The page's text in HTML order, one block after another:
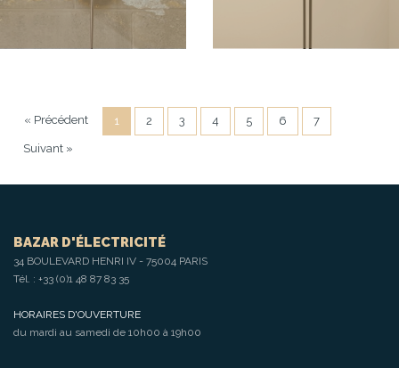
« Précédent 1 2 3 4 5 6 7
Suivant »
BAZAR D'ÉLECTRICITÉ
34 BOULEVARD HENRI IV - 75004 PARIS
Tél. : +33 (0)1 48 87 83 35
HORAIRES D'OUVERTURE
du mardi au samedi de 10h00 à 19h00